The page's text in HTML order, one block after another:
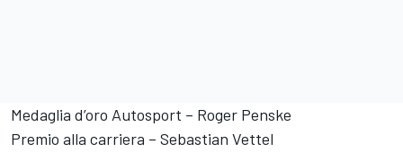
Medaglia d’oro Autosport – Roger Penske
Premio alla carriera – Sebastian Vettel